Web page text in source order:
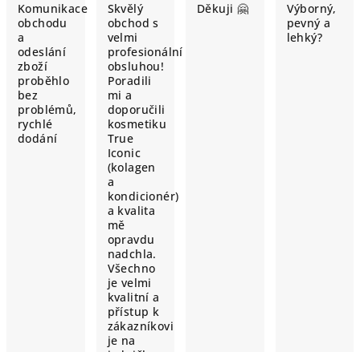
Komunikace
obchodu
a
odeslání
zboží
proběhlo
bez
problémů,
rychlé
dodání
Skvělý
obchod s
velmi
profesionální
obsluhou!
Poradili
mi a
doporučili
kosmetiku
True
Iconic
(kolagen
a
kondicionér)
a kvalita
mě
opravdu
nadchla.
Všechno
je velmi
kvalitní a
přístup k
zákazníkovi
je na
Děkuji 🤗
Výborný,
pevný a
lehký?